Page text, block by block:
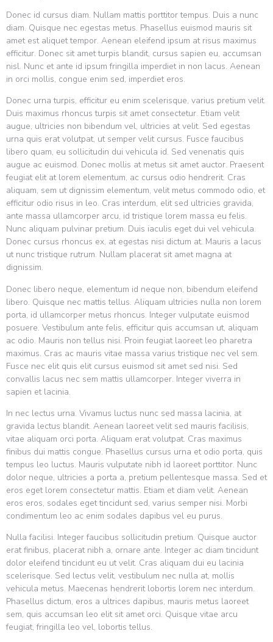
Donec id cursus diam. Nullam mattis porttitor tempus. Duis a nunc
diam. Quisque nec egestas metus. Phasellus euismod mauris sit
amet est aliquet tempor. Aenean eleifend ipsum at risus maximus
efficitur. Donec sit amet turpis blandit, cursus sapien eu, accumsan
nisl. Nunc et ante id ipsum fringilla imperdiet in non lacus. Aenean
in orci mollis, congue enim sed, imperdiet eros.
Donec urna turpis, efficitur eu enim scelerisque, varius pretium velit.
Duis maximus rhoncus turpis sit amet consectetur. Etiam velit
augue, ultricies non bibendum vel, ultricies at velit. Sed egestas
urna quis erat volutpat, ut semper velit cursus. Fusce faucibus
libero quam, eu sollicitudin dui vehicula id. Sed venenatis quis
augue ac euismod. Donec mollis at metus sit amet auctor. Praesent
feugiat elit at lorem elementum, ac cursus odio hendrerit. Cras
aliquam, sem ut dignissim elementum, velit metus commodo odio, et
efficitur odio risus in leo. Cras interdum, elit sed ultricies gravida,
ante massa ullamcorper arcu, id tristique lorem massa eu felis.
Nunc aliquam pulvinar pretium. Duis iaculis eget dui vel vehicula.
Donec cursus rhoncus ex, at egestas nisi dictum at. Mauris a lacus
ut nunc tristique rutrum. Nullam placerat sit amet magna at
dignissim.
Donec libero neque, elementum id neque non, bibendum eleifend
libero. Quisque nec mattis tellus. Aliquam ultricies nulla non lorem
porta, id ullamcorper metus rhoncus. Integer vulputate euismod
posuere. Vestibulum ante felis, efficitur quis accumsan ut, aliquam
ac odio. Mauris non tellus nisi. Proin feugiat laoreet leo pharetra
maximus. Cras ac mauris vitae massa varius tristique nec vel sem.
Fusce nec elit quis elit cursus euismod sit amet sed nisi. Sed
convallis lacus nec sem mattis ullamcorper. Integer viverra in
sapien et lacinia.
In nec lectus urna. Vivamus luctus nunc sed massa lacinia, at
gravida lectus blandit. Aenean laoreet velit sed mauris facilisis,
vitae aliquam orci porta. Aliquam erat volutpat. Cras maximus
finibus dui mattis congue. Phasellus cursus urna et odio porta, quis
tempus leo luctus. Mauris vulputate nibh id laoreet porttitor. Nunc
dolor neque, ultricies a porta a, pretium pellentesque massa. Sed et
eros eget lorem consectetur mattis. Etiam et diam velit. Aenean
eros eros, sodales eget tincidunt sed, varius semper nisi. Morbi
condimentum leo ac enim sodales dapibus vel eu purus.
Nulla facilisi. Integer faucibus sollicitudin pretium. Quisque auctor
erat finibus, placerat nibh a, ornare ante. Integer ac diam tincidunt
dolor eleifend tincidunt eu ut velit. Cras aliquam dui eu lacinia
scelerisque. Sed lectus velit, vestibulum nec nulla at, mollis
vehicula metus. Maecenas hendrerit lobortis lorem nec interdum.
Phasellus dictum, eros a ultrices dapibus, mauris metus laoreet
sem, quis accumsan leo elit sit amet orci. Quisque vitae arcu
feugiat, fringilla leo vel, lobortis tellus.